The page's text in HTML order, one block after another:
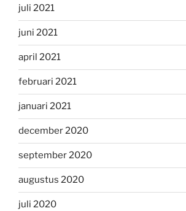
juli 2021
juni 2021
april 2021
februari 2021
januari 2021
december 2020
september 2020
augustus 2020
juli 2020